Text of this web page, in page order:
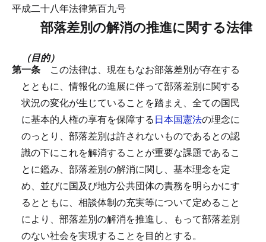
平成二十八年法律第百九号
部落差別の解消の推進に関する法律
（目的）
第一条 この法律は、現在もなお部落差別が存在する
とともに、情報化の進展に伴って部落差別に関する
状況の変化が生じていることを踏まえ、全ての国民
に基本的人権の享有を保障する日本国憲法の理念に
のっとり、部落差別は許されないものであるとの認
識の下にこれを解消することが重要な課題であるこ
とに鑑み、部落差別の解消に関し、基本理念を定
め、並びに国及び地方公共団体の責務を明らかにす
るとともに、相談体制の充実等について定めること
により、部落差別の解消を推進し、もって部落差別
のない社会を実現することを目的とする。